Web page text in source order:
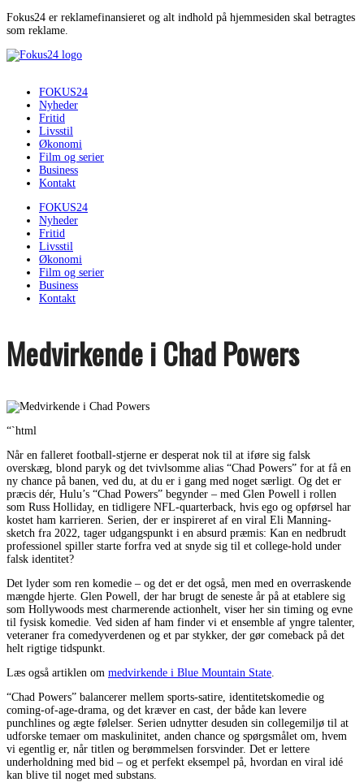
Fokus24 er reklamefinansieret og alt indhold på hjemmesiden skal betragtes
som reklame.
FOKUS24
Nyheder
Fritid
Livsstil
Økonomi
Film og serier
Business
Kontakt
FOKUS24
Nyheder
Fritid
Livsstil
Økonomi
Film og serier
Business
Kontakt
Medvirkende i Chad Powers
“`html
Når en falleret football-stjerne er desperat nok til at iføre sig falsk
overskæg, blond paryk og det tvivlsomme alias “Chad Powers” for at få en
ny chance på banen, ved du, at du er i gang med noget særligt. Og det er
præcis dér, Hulu’s “Chad Powers” begynder – med Glen Powell i rollen
som Russ Holliday, en tidligere NFL-quarterback, hvis ego og opførsel har
kostet ham karrieren. Serien, der er inspireret af en viral Eli Manning-
sketch fra 2022, tager udgangspunkt i en absurd præmis: Kan en nedbrudt
professionel spiller starte forfra ved at snyde sig til et college-hold under
falsk identitet?
Det lyder som ren komedie – og det er det også, men med en overraskende
mængde hjerte. Glen Powell, der har brugt de seneste år på at etablere sig
som Hollywoods mest charmerende actionhelt, viser her sin timing og evne
til fysisk komedie. Ved siden af ham finder vi et ensemble af yngre talenter,
veteraner fra comedyverdenen og et par stykker, der gør comeback på det
helt rigtige tidspunkt.
Læs også artiklen om medvirkende i Blue Mountain State
“Chad Powers” balancerer mellem sports-satire, identitetskomedie og
coming-of-age-drama, og det kræver en cast, der både kan levere
punchlines og ægte følelser. Serien udnytter desuden sin collegemiljø til at
udforske temaer om maskulinitet, anden chance og spørgsmålet om, hvem
vi egentlig er, når titlen og berømmelsen forsvinder. Det er lettere
underholdning med bid – og et perfekt eksempel på, hvordan en viral idé
kan blive til noget med substans.